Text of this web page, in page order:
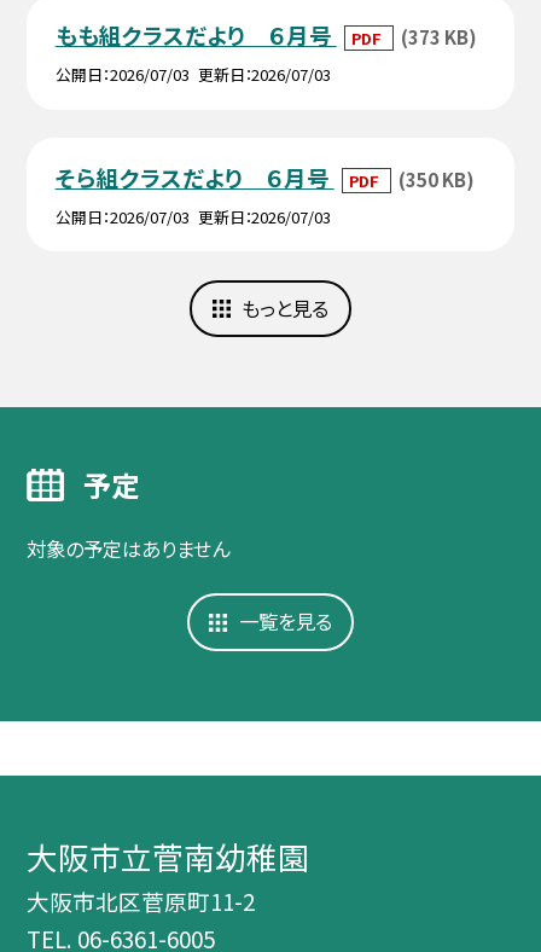
もも組クラスだより ６月号 PDF (373 KB)
公開日 2026/07/03 更新日 2026/07/03
そら組クラスだより ６月号 PDF (350 KB)
公開日 2026/07/03 更新日 2026/07/03
もっと見る
予定
対象の予定はありません
一覧を見る
大阪市立菅南幼稚園
大阪市北区菅原町11-2
TEL. 06-6361-6005